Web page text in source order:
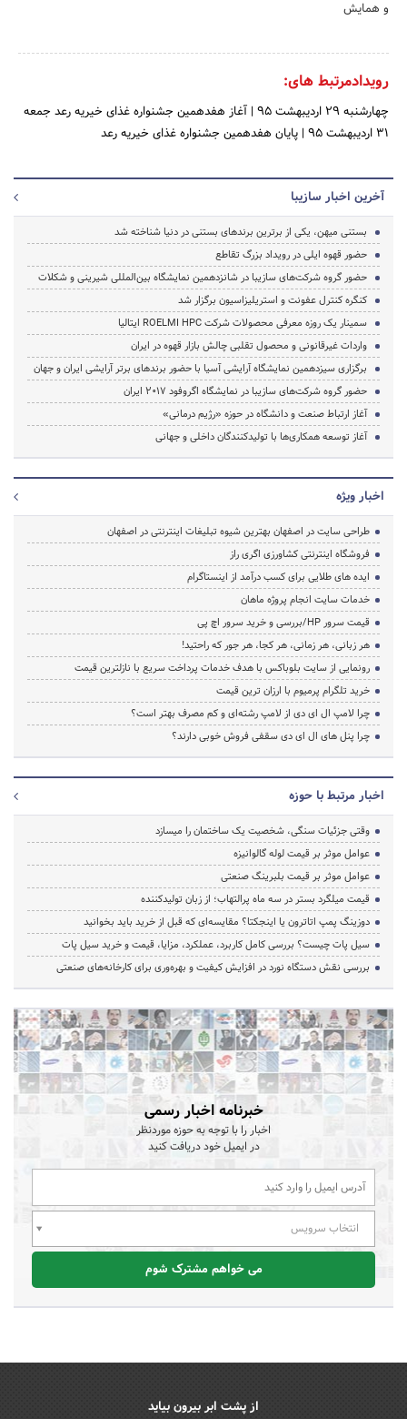
و همایش
رویدادمرتبط های:
چهارشنبه 29 اردیبهشت 95 | آغاز هفدهمین جشنواره غذای خیریه رعد جمعه
31 اردیبهشت 95
| پایان هفدهمین جشنواره غذای خیریه رعد
آخرین اخبار سازیبا
بستنی میهن، یکی از برترین برندهای بستنی در دنیا شناخته شد
حضور قهوه ایلی در رویداد بزرگ تقاطع
حضور گروه شرکت‌های سازیبا در شانزدهمین نمایشگاه بین‌المللی شیرینی و شکلات
کنگره کنترل عفونت و استریلیزاسیون برگزار شد
سمینار یک روزه معرفی محصولات شرکت ROELMI HPC ایتالیا
واردات غیرقانونی و محصول تقلبی چالش بازار قهوه در ایران
برگزاری سیزدهمین نمایشگاه آرایشی آسیا با حضور برندهای برتر آرایشی ایران و جهان
حضور گروه شرکت‌های سازیبا در نمایشگاه اگروفود ۲۰۱۷ ایران
آغاز ارتباط صنعت و دانشگاه در حوزه «رژیم درمانی»
آغاز توسعه همکاری‌ها با تولیدکنندگان داخلی و جهانی
اخبار ویژه
طراحی سایت در اصفهان بهترین شیوه تبلیغات اینترنتی در اصفهان
فروشگاه اینترنتی کشاورزی اگری راز
ایده های طلایی برای کسب درآمد از اینستاگرام
خدمات سایت انجام پروژه ماهان
قیمت سرور HP/بررسی و خرید سرور اچ پی
هر زبانی، هر زمانی، هر کجا، هر جور که راحتید!
رونمایی از سایت بلوباکس با هدف خدمات پرداخت سریع با نازلترین قیمت
خرید تلگرام پرمیوم با ارزان ترین قیمت
چرا لامپ ال ای دی از لامپ رشته‌ای و کم مصرف بهتر است؟
چرا پنل های ال ای دی سقفی فروش خوبی دارند؟
اخبار مرتبط با حوزه
وقتی جزئیات سنگی، شخصیت یک ساختمان را میسازد
عوامل موثر بر قیمت لوله گالوانیزه
عوامل موثر بر قیمت بلبرینگ صنعتی
قیمت میلگرد بستر در سه ماه پرالتهاب؛ از زبان تولیدکننده
دوزینگ پمپ اتاترون یا اینجکتا؟ مقایسه‌ای که قبل از خرید باید بخوانید
سیل پات چیست؟ بررسی کامل کاربرد، عملکرد، مزایا، قیمت و خرید سیل پات
بررسی نقش دستگاه نورد در افزایش کیفیت و بهره‌وری برای کارخانه‌های صنعتی
خبرنامه اخبار رسمی
اخبار را با توجه به حوزه موردنظر
در ایمیل خود دریافت کنید
انتخاب سرویس
می خواهم مشترک شوم
از پشت ابر بیرون بیاید